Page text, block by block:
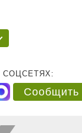
СОЦСЕТЯХ:
Сообщить